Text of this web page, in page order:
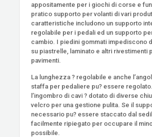
appositamente per i giochi di corse e
pratico supporto per volanti di vari
caratteristiche includono un supporto
regolabile per i pedali ed un supporto
cambio. I piedini gommati impediscono
su piastrelle, laminato e altri rivestimenti
pavimenti.
La lunghezza ? regolabile e anche
staffa per pedaliere pu? essere
l’ingombro di cavi ? dotato di diverse
velcro per una gestione pulita. Se il
necessario pu? essere staccato dal
facilmente ripiegato per occupare il
possibile.